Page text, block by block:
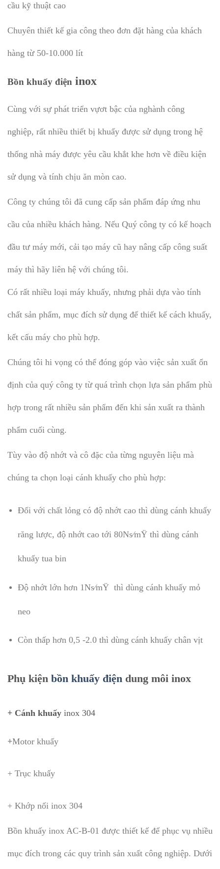
cầu kỹ thuật cao
Chuyên thiết kế gia công theo đơn đặt hàng của khách
hàng từ 50-10.000 lít
Bồn khuấy điện inox
Cùng với sự phát triển vựơt bậc của nghành công
nghiệp, rất nhiều thiết bị khuấy được sử dụng trong hệ
thống nhà máy được yêu cầu khắt khe hơn về điều kiện
sử dụng và tính chịu ăn mòn cao.
Công ty chúng tôi đã cung cấp sản phẩm đáp ứng nhu
cầu của nhiều khách hàng. Nếu Quý công ty có kế hoạch
đầu tư máy mới, cải tạo máy cũ hay nâng cấp công suất
máy thì hãy liên hệ với chúng tôi.
Có rất nhiều loại máy khuấy, nhưng phải dựa vào tính
chất sản phẩm, mục đích sử dụng để thiết kế cách khuấy,
kết cấu máy cho phù hợp.
Chúng tôi hi vọng có thể đóng góp vào việc sản xuất ổn
định của quý công ty từ quá trình chọn lựa sản phẩm phù
hợp trong rất nhiều sản phẩm đến khi sản xuất ra thành
phẩm cuối cùng.
Tùy vào độ nhớt và cô đặc của từng nguyên liệu mà
chúng ta chọn loại cánh khuấy cho phù hợp:
Đối với chất lỏng có độ nhớt cao thì dùng cánh khuấy
răng lược, độ nhớt cao tới 80Ns⁄mŸ thì dùng cánh
khuấy tua bin
Độ nhớt lớn hơn 1Ns⁄mŸ thì dùng cánh khuấy mỏ
neo
Còn thấp hơn 0,5 -2.0 thì dùng cánh khuấy chân vịt
Phụ kiện bồn khuấy điện dung môi inox
+ Cánh khuấy inox 304
+Motor khuấy
+ Trục khuấy
+ Khớp nối inox 304
Bồn khuấy inox AC-B-01 được thiết kế để phục vụ nhiều
mục đích trong các quy trình sản xuất công nghiệp. Dưới